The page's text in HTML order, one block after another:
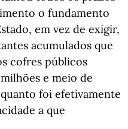
o fundamento
em vez de exigir,
acumulados que
cofres públicos
e meio de
foi efetivamente
a que